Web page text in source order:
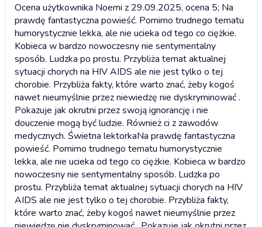
Ocena użytkownika Noemi z 29.09.2025, ocena 5; Na
prawdę fantastyczna powieść. Pomimo trudnego tematu
humorystycznie lekka, ale nie ucieka od tego co ciężkie.
Kobieca w bardzo nowoczesny nie sentymentalny
sposób. Ludzka po prostu. Przybliża temat aktualnej
sytuacji chorych na HIV AIDS ale nie jest tylko o tej
chorobie. Przybliża fakty, które warto znać, żeby kogoś
nawet nieumyślnie przez niewiedzę nie dyskryminować .
Pokazuje jak okrutni przez swoją ignorancję i nie
douczenie mogą być ludzie. Również ci z zawodów
medycznych. Świetna lektorkaNa prawdę fantastyczna
powieść. Pomimo trudnego tematu humorystycznie
lekka, ale nie ucieka od tego co ciężkie. Kobieca w bardzo
nowoczesny nie sentymentalny sposób. Ludzka po
prostu. Przybliża temat aktualnej sytuacji chorych na HIV
AIDS ale nie jest tylko o tej chorobie. Przybliża fakty,
które warto znać, żeby kogoś nawet nieumyślnie przez